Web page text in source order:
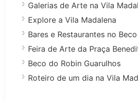
Galerias de Arte na Vila
Explore a Vila Madalena
Bares e Restaurantes no
Feira de Arte da Praça
Beco do Robin Guarulhos
Roteiro de um dia na Vila